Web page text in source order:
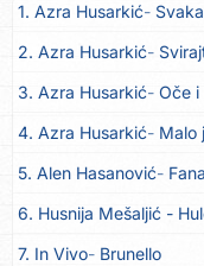
1. Azra Husarkić
2. Azra Husarkić
3. Azra Husarkić Oče i
4. Azra Husarkić Malo
5. Alen Hasanović
6. Husnija Mešaljić -
7. In Vivo Brunello